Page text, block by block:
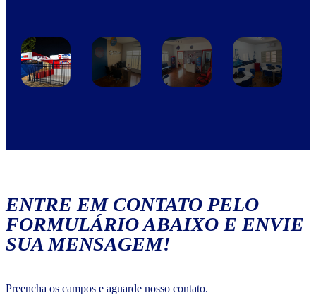
ENTRE EM CONTATO PELO
FORMULÁRIO ABAIXO E ENVIE
SUA MENSAGEM!
Preencha os campos e aguarde nosso contato.